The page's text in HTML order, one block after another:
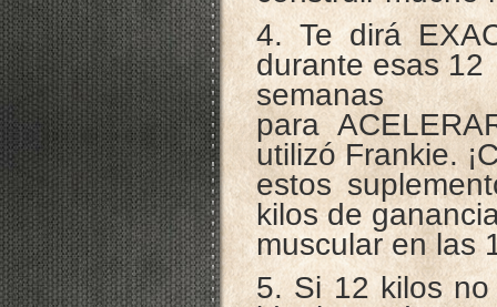
4. Te dirá
durante esas 12
semanas
para
utilizó Frankie.
estos
kilos de
muscular en las
5. Si 12 kilos